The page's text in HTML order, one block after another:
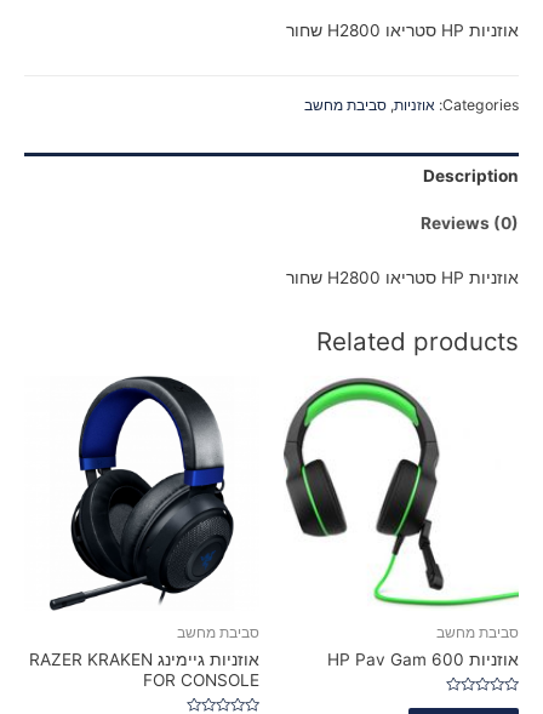
אוזניות HP סטריאו H2800 שחור
Categories: אוזניות, סביבת מחשב
Description
Reviews (0)
אוזניות HP סטריאו H2800 שחור
Related products
סביבת מחשב
אוזניות HP Pav Gam 600
Rated
סביבת מחשב
אוזניות גיימינג RAZER KRAKEN
FOR CONSOLE